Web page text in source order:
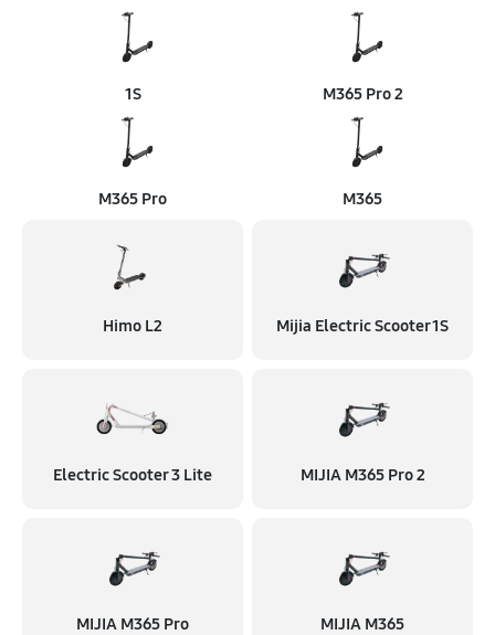
1S M365 Pro 2
M365 Pro M365
Himo L2 Mijia Electric Scooter 1S
Electric Scooter 3 Lite MIJIA M365 Pro 2
MIJIA M365 Pro MIJIA M365